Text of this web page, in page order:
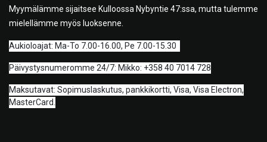
Myymälämme sijaitsee Kulloossa Nybyntie 47:ssa, mutta tulemme
mielellämme myös luoksenne.
Aukioloajat: Ma-To 7.00-16.00, Pe 7.00-15.30
Päivystysnumeromme 24/7: Mikko: +358 40 7014 728
Maksutavat: Sopimuslaskutus, pankkikortti, Visa, Visa Electron,
MasterCard.